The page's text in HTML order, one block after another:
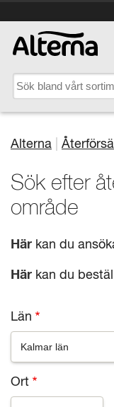
Hoppa till
Main navigation
Produkter
Serier
Rita ditt badrum
Inspiration
Showroom
Kontakta oss
Mitt badrum
Länkstig
Alterna
Sök efter
område
Här kan du
Här kan du
Län
Ort